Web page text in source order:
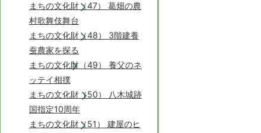
まちの文化財（47） 葛畑の農
村歌舞伎舞台
まちの文化財（48） 3階建養
蚕農家を探る
まちの文化財（49） 養父のネ
ッテイ相撲
まちの文化財（50） 八木城跡
国指定10周年
まちの文化財（51） 建屋のヒ